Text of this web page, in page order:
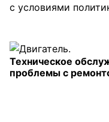
с условиями
Техническое обслуживание на Evoque — решаем
проблемы с